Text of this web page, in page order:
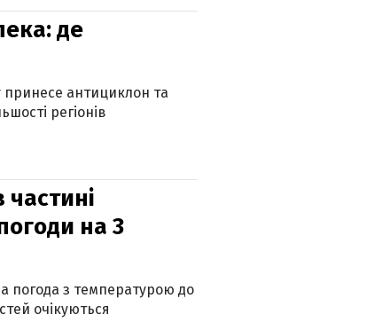
де
принесе антициклон та
регіонів
на 3
погода з температурою до
очікуються